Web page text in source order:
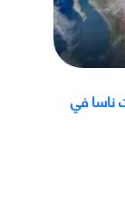
ناسا في